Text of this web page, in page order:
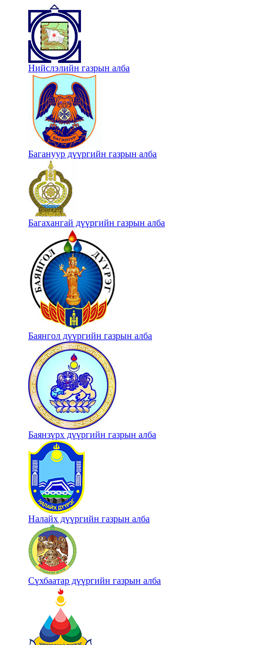
Нийслэлийн газрын алба
Багануур дүүргийн газрын алба
Багахангай дүүргийн газрын алба
Баянгол дүүргийн газрын алба
Баянзүрх дүүргийн газрын алба
Налайх дүүргийн газрын алба
Сүхбаатар дүүргийн газрын алба